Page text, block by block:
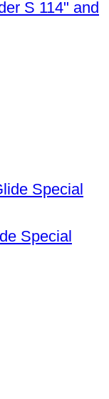
S 114" and
Special